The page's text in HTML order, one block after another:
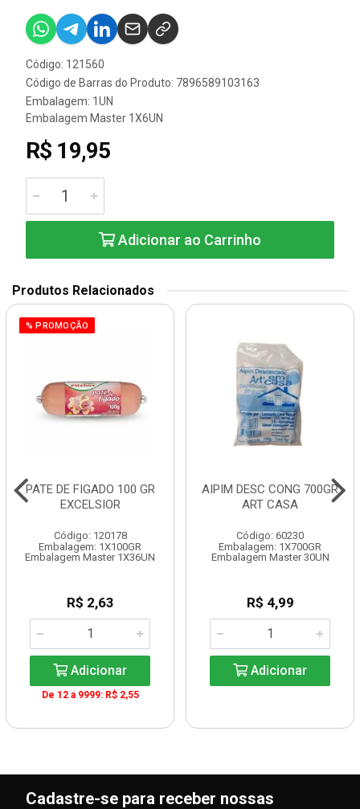
Código: 121560
Código de Barras do Produto: 7896589103163
Embalagem: 1UN
Embalagem Master 1X6UN
R$ 19,95
Adicionar ao Carrinho
Produtos Relacionados
% PROMOÇÃO
PATE DE FIGADO 100 GR
EXCELSIOR
Código: 120178
Embalagem: 1X100GR
Embalagem Master 1X36UN
R$ 2,63
Adicionar
De 12 a 9999: R$ 2,55
AIPIM DESC CONG 700GR
ART CASA
Código: 60230
Embalagem: 1X700GR
Embalagem Master 30UN
R$ 4,99
Adicionar
Cadastre-se para receber nossas